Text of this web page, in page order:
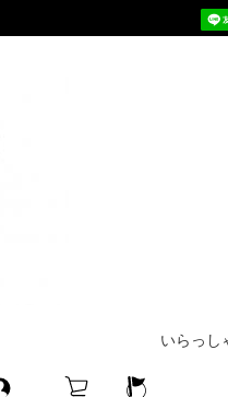
いらっし